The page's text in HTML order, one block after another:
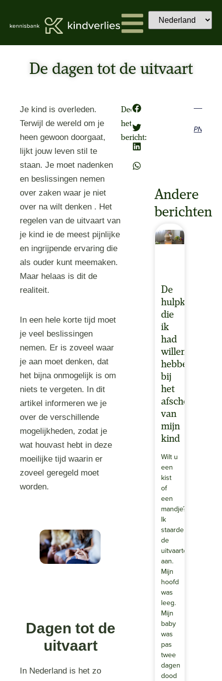
De dagen tot de uitvaart
Je kind is overleden.
Terwijl de wereld om je
heen gewoon doorgaat,
lijkt jouw leven stil te
staan. Je moet nadenken
en beslissingen nemen
over zaken waar je niet
over na wilt denken . Het
regelen van de uitvaart van
je kind ie de meest pijnlijke
en ingrijpende ervaring die
als ouder kunt meemaken.
Maar helaas is dit de
realiteit.
In een hele korte tijd moet
je veel beslissingen
nemen. Er is zoveel waar
je aan moet denken, dat
het bijna onmogelijk is om
niets te vergeten. In dit
artikel informeren we je
over de verschillende
mogelijkheden, zodat je
wat houvast hebt in deze
moeilijke tijd waarin er
zoveel geregeld moet
worden.
Dagen tot de
uitvaart
In Nederland is het zo
Deel
het
bericht:
Andere
berichten
De
hulpkaarten
die
ik
had
willen
hebben
bij
het
afscheid
van
mijn
kind
Wilt u
een
kist
of
een
mandje?
Ik
staarde
de
uitvaartondernemer
aan.
Mijn
hoofd
was
leeg.
Mijn
baby
was
pas
twee
dagen
dood
Previous